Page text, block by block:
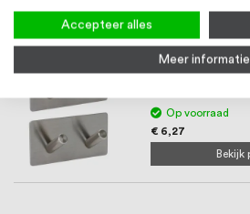
Bekijk
Kapstok met 2
Op voorraad
€ 6,27
Bekijk
Accepteer alles
Meer informatie